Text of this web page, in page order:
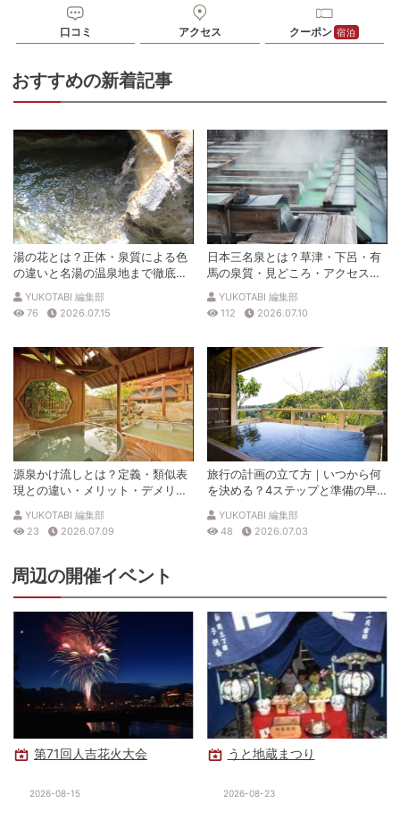
口コミ アクセス クーポン 宿泊
おすすめの新着記事
湯の花とは？正体・泉質による色
の違いと名湯の温泉地まで徹底解
説
YUKOTABI 編集部
76
2026.07.15
日本三名泉とは？草津・下呂・有
馬の泉質・見どころ・アクセスを
徹底解説
YUKOTABI 編集部
112
2026.07.10
源泉かけ流しとは？定義・類似表
現との違い・メリット・デメリッ
YUKOTABI 編集部
23
2026.07.09
旅行の計画の立て方｜いつから何
を決める？4ステップと準備の早
YUKOTABI 編集部
48
2026.07.03
周辺の開催イベント
第71回人吉花火大会
2026-08-15
うと地蔵まつり
2026-08-23